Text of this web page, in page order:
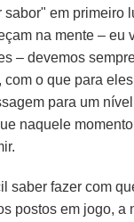
sabor" em primeiro
na mente – eu
– devemos
o que para
para um
naquele
saber fazer com
postos em jogo, a